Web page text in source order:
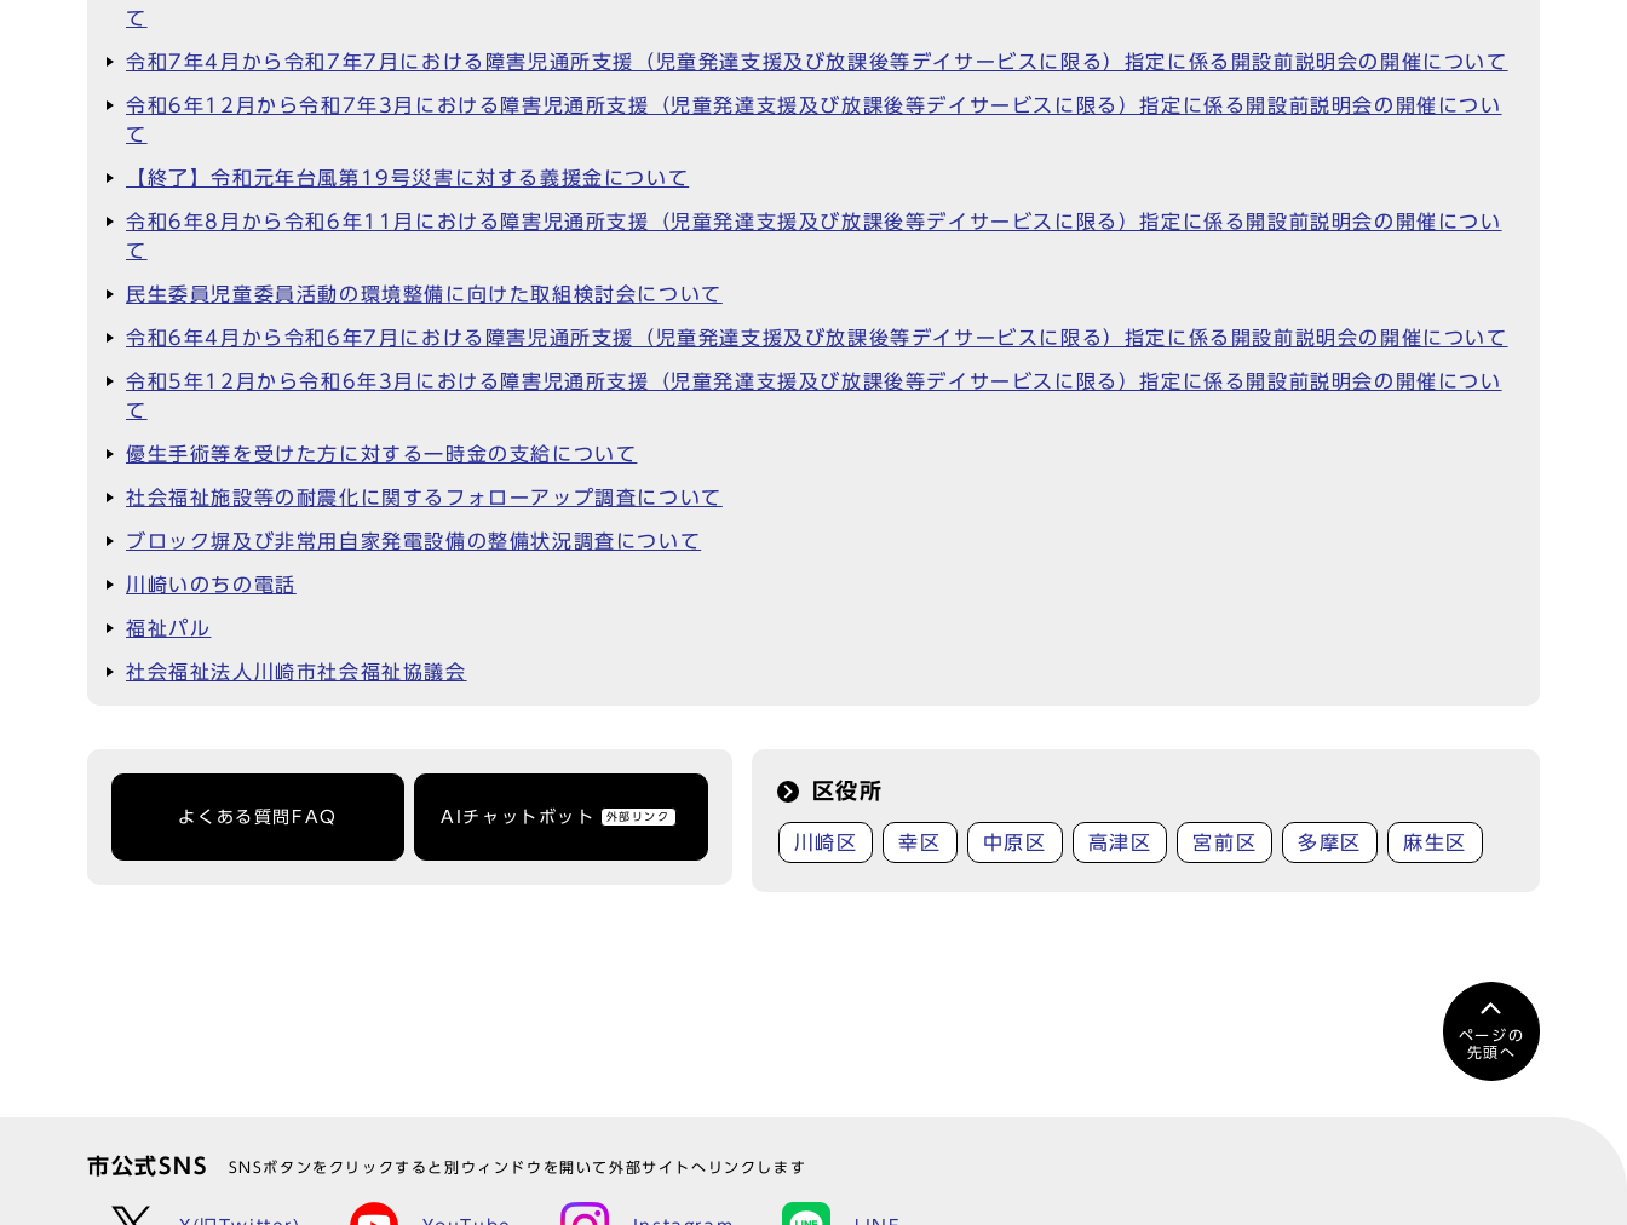
て
令和7年4月から令和7年7月における障害児通所支援（児童発達支援及び放課後等デイサービスに限る）指定に係る開設前説明会の開催について
令和6年12月から令和7年3月における障害児通所支援（児童発達支援及び放課後等デイサービスに限る）指定に係る開設前説明会の開催につい
て
【終了】令和元年台風第19号災害に対する義援金について
令和6年8月から令和6年11月における障害児通所支援（児童発達支援及び放課後等デイサービスに限る）指定に係る開設前説明会の開催につい
て
民生委員児童委員活動の環境整備に向けた取組検討会について
令和6年4月から令和6年7月における障害児通所支援（児童発達支援及び放課後等デイサービスに限る）指定に係る開設前説明会の開催について
令和5年12月から令和6年3月における障害児通所支援（児童発達支援及び放課後等デイサービスに限る）指定に係る開設前説明会の開催につい
て
優生手術等を受けた方に対する一時金の支給について
社会福祉施設等の耐震化に関するフォローアップ調査について
ブロック塀及び非常用自家発電設備の整備状況調査について
川崎いのちの電話
福祉パル
社会福祉法人川崎市社会福祉協議会
よくある質問FAQ AIチャットボット 外部リンク
区役所
川崎区 幸区 中原区 高津区 宮前区 多摩区 麻生区
ページの
先頭へ
市公式SNS SNSボタンをクリックすると別ウィンドウを開いて外部サイトへリンクします